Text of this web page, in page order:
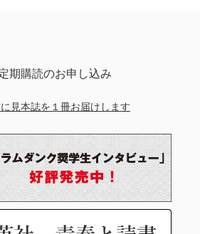
期購読のお申し込み
見本誌を１冊お届けします